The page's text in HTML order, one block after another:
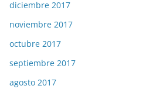
diciembre 2017
noviembre 2017
octubre 2017
septiembre 2017
agosto 2017